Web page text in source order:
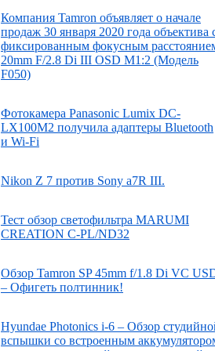
Компания Tamron объявляет о начале
продаж 30 января 2020 года объектива
фиксированным фокусным
20mm F/2.8 Di III OSD M1:2 (Модель
F050)
Фотокамера Panasonic Lumix DC-
LX100M2 получила адаптеры Bluetooth
и Wi-Fi
Nikon Z 7 против Sony a7R III.
Тест обзор светофильтра MARUMI
CREATION C-PL/ND32
Обзор Tamron SP 45mm f/1.8 Di VC
– Офигеть полтинник!
Hyundae Photonics i-6 – Обзор
вспышки со встроенным